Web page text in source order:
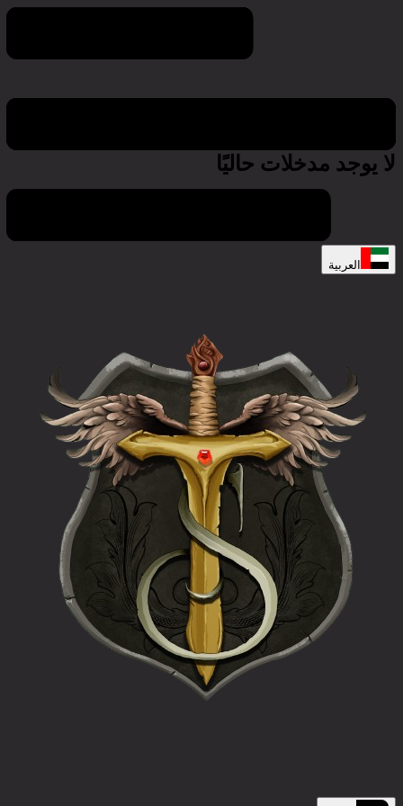
العربية
Game world calendar
لا يوجد مدخلات حاليًا